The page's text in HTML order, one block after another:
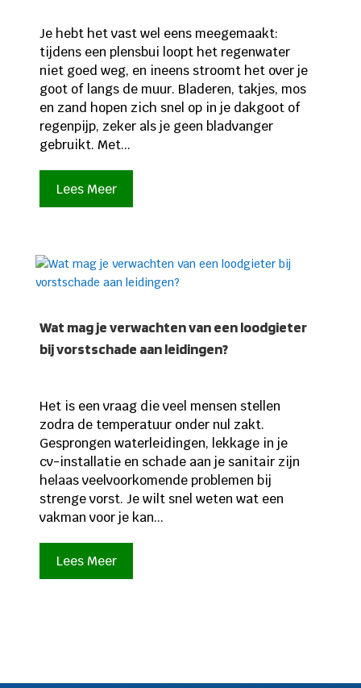
Je hebt het vast wel eens meegemaakt:
tijdens een plensbui loopt het regenwater
niet goed weg, en ineens stroomt het over je
goot of langs de muur. Bladeren, takjes, mos
en zand hopen zich snel op in je dakgoot of
regenpijp, zeker als je geen bladvanger
gebruikt. Met...
Lees Meer
Wat mag je verwachten van een loodgieter
bij vorstschade aan leidingen?
Het is een vraag die veel mensen stellen
zodra de temperatuur onder nul zakt.
Gesprongen waterleidingen, lekkage in je
cv-installatie en schade aan je sanitair zijn
helaas veelvoorkomende problemen bij
strenge vorst. Je wilt snel weten wat een
vakman voor je kan...
Lees Meer